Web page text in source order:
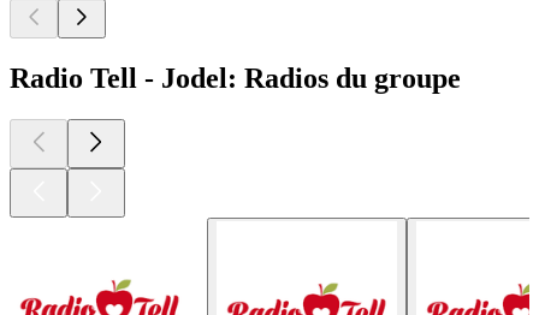
Radio Tell - Jodel: Radios du groupe